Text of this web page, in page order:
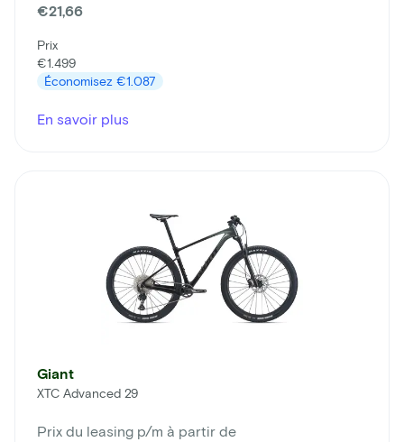
€21,66
Prix
€1.499
Économisez €1.087
En savoir plus
Giant
XTC Advanced 29
Prix du leasing p/m à partir de